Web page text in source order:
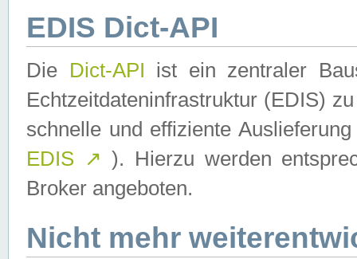
EDIS Dict-API
Die Dict-API ist ein zentraler
Echtzeitdateninfrastruktur (EDIS)
schnelle und effiziente
EDIS ↗ ). Hierzu werden
Broker angeboten.
Nicht mehr